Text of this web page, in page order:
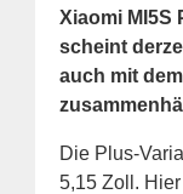
Xiaomi MI5S
scheint
auch mit dem
Die Plus-
5,15 Zoll.